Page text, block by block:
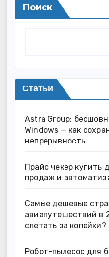
Поиск
Статьи
Astra Group:
Windows — как
непрерывность
Прайс чекер купить
продаж и
Самые дешевые
авиапутешествий в
слетать за копейки?
Робот-пылесос для